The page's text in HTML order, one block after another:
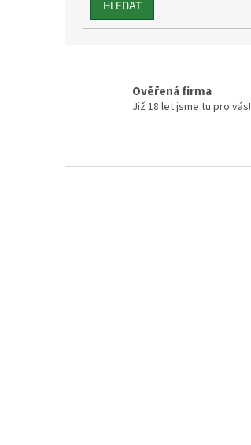
HLEDAT
Ověřená firma
Již 18 let jsme tu pro vás!